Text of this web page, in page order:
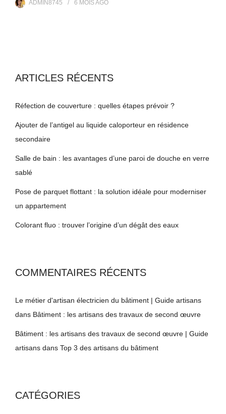
ADMIN8745 6 MOISAGO
ARTICLES RÉCENTS
Réfection de couverture : quelles étapes prévoir ?
Ajouter de l’antigel au liquide caloporteur en résidence
secondaire
Salle de bain : les avantages d’une paroi de douche en verre
sablé
Pose de parquet flottant : la solution idéale pour moderniser
un appartement
Colorant fluo : trouver l’origine d’un dégât des eaux
COMMENTAIRES RÉCENTS
Le métier d'artisan électricien du bâtiment | Guide artisans
dans Bâtiment : les artisans des travaux de second œuvre
Bâtiment : les artisans des travaux de second œuvre | Guide
artisans dans Top 3 des artisans du bâtiment
CATÉGORIES